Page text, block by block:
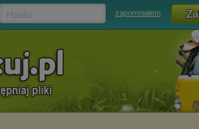
zapomniałem